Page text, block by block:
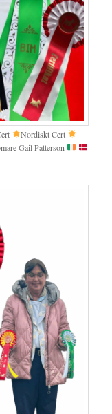
Nordiskt Cert
Gail Patterson